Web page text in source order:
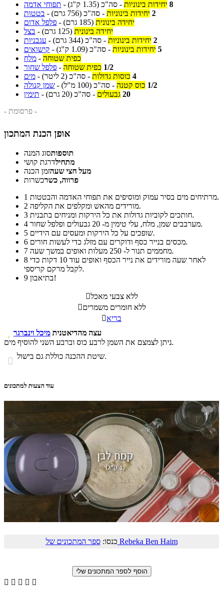
תפוחי אדמה - 8 יחידות בינוניות - סה"כ (1.35 ק"ג)
בטטות - 2 יחידות בינוניות - סה"כ (756 גרם)
פלפל אדום - יחידה בינונית (185 גרם)
בצל - יחידה בינונית (125 גרם)
עגבניות - 2 יחידות בינוניות - סה"כ (344 גרם)
קישואים - 5 יחידות בינוניות - סה"כ (1.09 ק"ג)
מלח - כפית שטוחה
פלפל שחור - 1/2 כפית שטוחה
מים - 4 כוסות גדולות - סה"כ (2 ליטר)
שמן קנולה - 1/2 כוס קטנה - סה"כ (100 מ"ל)
תימין - 20 גבעולים - סה"כ (20 גרם)
- פרסומת -
אופן הכנת המתכון
תוספותסוג המנה
מתחילדרגת קושי
מעל חצי שעהזמן הכנה
פרווה, כשרכשרות
1
מרתיחים מים בסיר עמוק ומוסיפים את תפוחי האדמה והבטטות.
2
מורידים מהאש ומקלפים את הקליפה.
3
חותכים לקוביות גדולות את כל הירקות ומניחים בתבנית.
4
מערבבים שמן, מלח, עלי טימין מ- 20 גבעולים ופלפל שחור.
5
שופכים על כל הירקות ומעסים עם הידיים.
6
מכסים בנייר כסף ודוקרים עם מזלג כדי לעשות חורים.
7
מחממים תנור ל- 250 מעלות ואופים במשך שעה.
8
לקבל מרקם קריספי.
9
בתיאבון!
ללא צבעי מאכל
ללא חומרים משמרים
בריא
עצה מהדיאטנית מיכל וינברגר
ניתן לצמצם את השמן לרבע כוס וברבע השני להוסיף מים.
 שיטת ההכנה כוללת גם בישול.
עוד הצעות למתכונים
כנסו: ספר המתכונים של Rebeka Ben Haim
    